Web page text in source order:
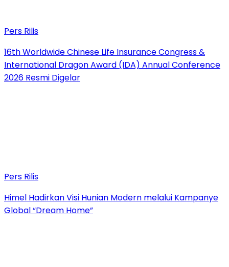
Pers Rilis
16th Worldwide Chinese Life Insurance Congress &
International Dragon Award (IDA) Annual Conference
2026 Resmi Digelar
Pers Rilis
Himel Hadirkan Visi Hunian Modern melalui Kampanye
Global “Dream Home”